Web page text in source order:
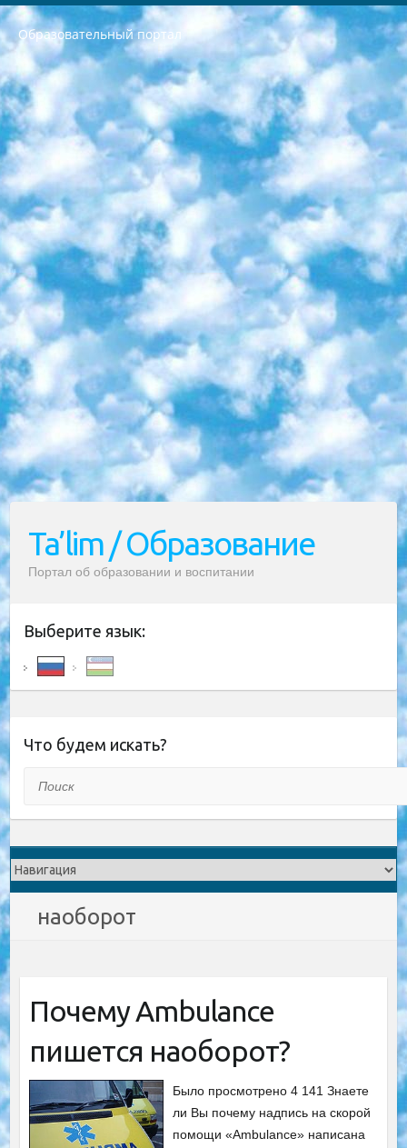
Образовательный портал
РЕСПУБЛИКА УЗБЕКИСТАН МИНИСТРЕРСТВО ДОШКОЛЬНОГО И ШКОЛЬНОГО ОБРАЗОВАНИЯ КОМАНДА в общеобразовательных учреждениях в 2023-2024 учебном году организация и проведение итоговой государственной аттестации обучающихся о Министра дошкольного и школьного образования Республики Узбекистан от 4 марта 2008 года (постановлением Минюста от 20 марта 2008 года № 1778 государственной регистрации) «Итоговое состояние учащихся общего среднего образования на основании положения об утверждении положения об аттестации общего среднего образования выпускной экзамен студентов в образовательных учреждениях в 2023-2024 учебном году В целях организации и прохождения аттестации приказываю: 1. Следующее: перечень предметов, по которым будет проводиться итоговая государственная аттестация и экзамен формы перевода согласно приложению 1; сертификаты международного образца, оценивающие уровень владения иностранными языками перечень согласно приложению 2; 2. Педагогический при специализированных образовательных учреждениях. научно-практический центр квалификации и международной оценки (Д.Давидова) 2024 г. До 25 марта: задания по предметам, по которым будет проводиться итоговая аттестация разработка и утверждение технических условий; итоговая аттестация на основании разработанного предметного задания разработка вопросов по предметам (устно и письменно), экзамен передача; общеобразовательные средние школы и специальные учебные заведения учащиеся выпускных классов школ и интернатов в агентской системе подготовка базы данных экзаменационных материалов и критериев оценки; перевод базы экзаменационных материалов на все языки обучения подать в Республиканский образовательный центр для изготовления; варианты экзаменов на основе разработанных контрольных материалов пусть будут поставлены задачи формирования. 3. Республиканский образовательный центр (Ш.Худайкулов) до 5 апреля 2024 года. до: база данных предоставленных экзаменационных материалов на все языки обучения перевод и экспертиза; для слепых, слабовидящих, глухих, слабослышащих и умственно отсталых детей учащиеся выпускных классов специализированных школ и школ-интернатов база данных экзаменационных материалов на всех преподаваемых языках подготовка критериев оценки; специализированные школы для умственно отсталых детей и технологии для учащихся выпускных классов школ-интернатов разработка соответствующих рекомендаций и критериев проведения ЕГЭ по естествознанию давать задания. 4. Педагогический при специализированных образовательных учреждениях. Научно-практический центр навыков и международной оценки (Д.Давидова), Республика образовательный центр (Худайкулов Ш.) итоговый государственный аттестационный экзамен ориентирован на творческое и логическое мышление при подготовке базы материалов учитывать введение заданий. 5. Следует отметить, что: сертификат государственного образца о знании общеобразовательного предмета и как минимум национальный уровень B1 по предметам на иностранных языках, указанным в Приложении 2. или международно признанный сертификат эквивалентного уровня студенты, изучающие определенный предмет, освобождаются от экзамена; по соответствующим предметам запланирована итоговая государственная аттестация за день до дня, путем жеребьевки Рабочей группой (в письменной форме по предметам, проводимым в форме) из числа сформированных вариантов выбрано 2 варианта; 2 выбранных варианта экзамена анонсированы на официальном сайте министерства и все выпускники по всей стране на основе этих вариантов проводит итоговую государственную аттестацию. 6. Государственное образование учащихся средних общеобразовательных учреждений. знания в соответствии с квалификационными требованиями, которые необходимо приобрести на основании стандартов итоговый (выпускной) контроль для 9 и 11 классов в целях тестирования Экзамены (далее – экзамены) состоят из предметов, перечисленных в приложении 1. будет сделано. 7. Экзамены пройдут с 26 мая по 15 июня 2024 г. (кроме науки физического воспитания). 8. Физическая для учащихся 9 классов общесредних образовательных учреждений. Экзамены по предмету «Образование, квалификация медицина» 1-6 мая 2024 года. сотрудники перевести под присмотр (с отклонениями в физическом или умственном развитии) специализированная школа для детей, школы-интернаты и со сколиозом школы-интернаты санаторного типа для больных детей исключены). 9. Он был слепым, слабовидящим и имел нарушения опорно-двигательного аппарата. экзамены в специализированных школах и интернатах для детей должны проводиться исходя из требований, предъявляемых к общеобразовательным учреждениям (физкультура кроме науки). 10. Специализированная школа для глухих и слабослышащих детей. и экзамены в интернатах и быть реализован в виде письменного теста по математике. 11. Специальность для умственно отсталых детей. Для 9 класса Родной язык и литературное письмо Государственный язык (язык обучения – узбекский). для неклассов) написано Математическое письмо Письменная/устная история Узбекистана Физическое воспитание практично Итоговый контроль Для 11 класса Написание родного языка и литературы (эссе) Математическое письмо Узбекский язык (обучение на узбекском языке) не посещающее общее среднее образование для учреждений)/Образовательное учреждение выбор письменный и устный Иностранный язык письменный/устный Письменная/устная история Узбекистана *По выбору студента:  Химия  Физика  Основы государственного права  География 10 бесплатных образовательных ресурсов - Мы составили подборку онлайн-проектов с интерактивными упражнениями, видеолекциями и статьями. Они помогут вам обрести новые и освежить старые знания бесплатно. 1. «ИНТУИТ» Старейшая образовательная площадка Рунета. Здесь вы найдёте сотни текстовых и видеокурсов на десятки различных тем — от программирования до психологии. Многие курсы подготовлены российскими университетами и крупными международными компаниями вроде Intel и Microsoft. Самостоятельное обучение бесплатное, но желающие могут оплатить услуги персональных наставников. 2. «Смартия» знакомит с актуальными профессиями и подсказывает, как им обучаться. Выбрав заинтересовавшую вас специальность — SMM-специалист, фотограф, веб-дизайнер или другую, — увидите список необходимых для неё умений. Чтобы вы могли освоить их самостоятельно, для каждого умения площадка отображает подборку ссылок на учебные материалы. Хотя «Смартия» ориентируется на русскоязычную аудиторию, часть контента всё же доступна только на английском. 3. «Лекторий Физтеха» Проект Московского физико-технического института (Физтеха). С его помощью вы можете смотреть онлайн серии лекций, записанные на видео в этом вузе. В числе доступных предметов — физика, биология, химия, информационные технологии и другие. К некоторым лекциям администрация ресурса прилагает готовые конспекты, которые можно скачивать в PDF-формате. 4. ITMOcourses Онлайн-площадка Санкт-Петербургского национального исследовательского университета информационных технологий, механики и оптики (ИТМО). Ресурс предоставляет свободный доступ к курсам, разработанным в этом вузе. Каталог материалов разбит на четыре категории: «Оптические системы и технологии», «Приборостроение и робототехника», «Информационные технологии» и «Биотехнологии». Курсы состоят из видеолекций, интерактивных демонстраций и заданий. 5. «КиберЛенинка» Электронная научная библиотека открытого доступа. Каталог площадки регулярно обрастает текстами статей из различных научных изданий. Сгруппированные по журналам и рубрикам публикации можно читать онлайн или скачивать целиком в PDF-формате. Проект нацелен на популяризацию науки за счёт открытого доступа к качественной информации. 6. «ПостНаука» На этом ресурсе публикуют подборки видеолекций, составленные экспертами из разных отраслей и объединённые общими темами. Среди них, к примеру, есть серии «Биоинформатика и геномика», «Культура средневековой Скандинавии» и Cinema Studies о теории кино. Каждая подборка лекций — логически связанная история, рассказанная экспертом от первого лица. Кроме того, на сайте появляются научно-образовательные статьи и тесты на разные темы. 7. «Newочём» Команда проекта «Newочём» отбирает самые интересные тексты из англоязычных СМИ и переводит те из них, за которые голосуют участники сообщества «ВКонтакте». По большей части это научно-популярные статьи. Редакторы придумывают лишь заголовки, в остальном содержание переводов соответствует оригиналам. Полные тексты можно читать прямо в социальной сети. 8. InternetUrok Онлайн-база материалов по основным дисциплинам школьной программы. Информация на сайте структурирована по классам, предметам и темам (урокам). Каждый урок состоит из видеолекций и конспектов. Есть также интерактивные тренажёры и тесты для закрепления пройденного материала. Даже если вы давно окончили школу, возможность повторить программу старших классов всегда может пригодиться. 9. Edutainme Ещё один ресурс об образовании. В отличие от Newtonew, как мне кажется, Edutainme больше ориентируется на представителей индустрии: педагогов, предпринимателей, разработчиков образовательных проектов. Но и любой, кто просто стремится к саморазвитию, найдёт на сайте много полезного и интересного для себя. Например, информацию о новых курсах и образовательных сервисах. 10. Newtonew Онлайн-медиа об образовании и обучении в широком смысле. Авторы Newtonew пишут об инструментах, заведениях, тактиках и стратегиях, которые помогают учить других и получать новые знания самостоятельно. На этой площадке вы найдёте новости, обзоры, аналитические мат
Ta’lim / Образование
Портал об образовании и воспитании
Выберите язык:
Что будем искать?
наоборот
Почему Ambulance
пишется наоборот?
Было просмотрено 4 141 Знаете
ли Вы почему надпись на скорой
помощи «Ambulance» написана